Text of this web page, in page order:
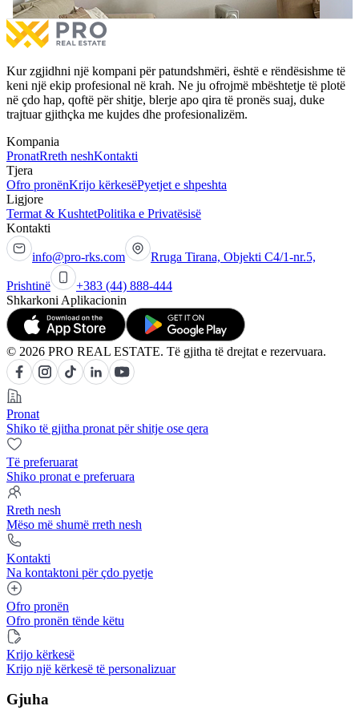
1 dhomë gjumi
1 Tarracë Më shumë
Kur zgjidhni një kompani për patundshmëri, është e rëndësishme të
keni një ekip profesional në krah. Ne ju ofrojmë mbështetje të plotë
në çdo hap, qoftë për shitje, blerje apo qira të pronës suaj, duke
trajtuar gjithçka me kujdes dhe profesionalizëm.
Kompania
PronatRreth neshKontakti
Tjera
Ofro pronënKrijo kërkesëPyetjet e shpeshta
Ligjore
Termat & KushtetPolitika e Privatësisë
Kontakti
info@pro-rks.com Rruga Tirana, Objekti C4/1-nr.5,
Prishtinë
+383 (44) 888-444
Shkarkoni Aplikacionin
© 2026 PRO REAL ESTATE. Të gjitha të drejtat e rezervuara.
Pronat
Shiko të gjitha pronat për shitje ose qera
Të preferuarat
Shiko pronat e preferuara
Rreth nesh
Mëso më shumë rreth nesh
Kontakti
Na kontaktoni për çdo pyetje
Ofro pronën
Ofro pronën tënde këtu
Krijo kërkesë
Krijo një kërkesë të personalizuar
Gjuha